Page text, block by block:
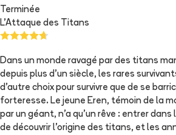
Terminée
L'Attaque des Titans
Dans un monde ravagé par des titans
depuis plus d’un siècle, les rares
d’autre choix pour survivre que de se
forteresse. Le jeune Eren, témoin de la
par un géant, n’a qu'un rêve : entrer dans
de découvrir l’origine des titans, et les